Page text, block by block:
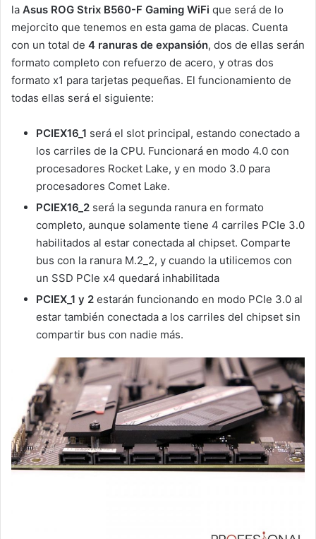
la Asus ROG Strix B560-F Gaming WiFi que será de lo
mejorcito que tenemos en esta gama de placas. Cuenta
con un total de 4 ranuras de expansión, dos de ellas serán
formato completo con refuerzo de acero, y otras dos
formato x1 para tarjetas pequeñas. El funcionamiento de
todas ellas será el siguiente:
PCIEX16_1 será el slot principal, estando conectado a
los carriles de la CPU. Funcionará en modo 4.0 con
procesadores Rocket Lake, y en modo 3.0 para
procesadores Comet Lake.
PCIEX16_2 será la segunda ranura en formato
completo, aunque solamente tiene 4 carriles PCIe 3.0
habilitados al estar conectada al chipset. Comparte
bus con la ranura M.2_2, y cuando la utilicemos con
un SSD PCIe x4 quedará inhabilitada
PCIEX_1 y 2 estarán funcionando en modo PCIe 3.0 al
estar también conectada a los carriles del chipset sin
compartir bus con nadie más.